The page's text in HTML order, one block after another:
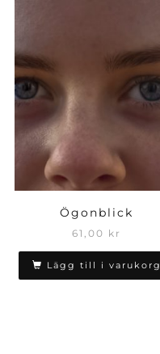
Ögonblick
61,00 kr
Lägg till i varukorg